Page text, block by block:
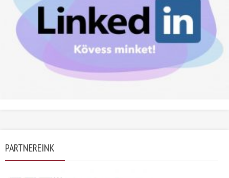
PARTNEREINK